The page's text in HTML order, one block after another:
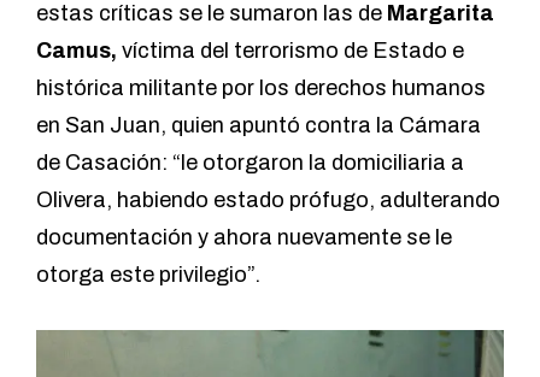
estas críticas se le sumaron las de Margarita
Camus, víctima del terrorismo de Estado e
histórica militante por los derechos humanos
en San Juan, quien apuntó contra la Cámara
de Casación: “le otorgaron la domiciliaria a
Olivera, habiendo estado prófugo, adulterando
documentación y ahora nuevamente se le
otorga este privilegio”.